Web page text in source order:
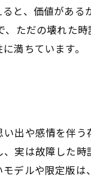
と、価値があ
ただの壊れた
満ちています。
出や感情を伴
実は故障した
デルや限定版